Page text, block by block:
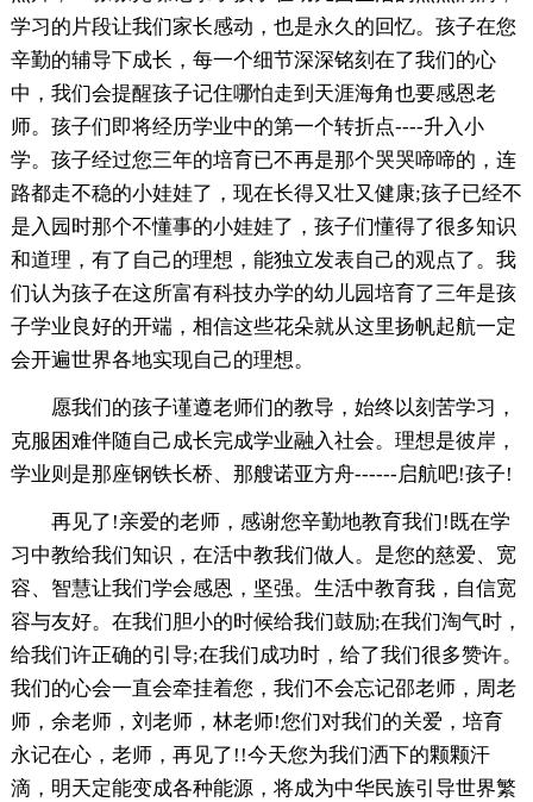
学习的片段让我们家长感动，也是永久的回忆。孩子在您
辛勤的辅导下成长，每一个细节深深铭刻在了我们的心
中，我们会提醒孩子记住哪怕走到天涯海角也要感恩老
师。孩子们即将经历学业中的第一个转折点----升入小
学。孩子经过您三年的培育已不再是那个哭哭啼啼的，连
路都走不稳的小娃娃了，现在长得又壮又健康;孩子已经不
是入园时那个不懂事的小娃娃了，孩子们懂得了很多知识
和道理，有了自己的理想，能独立发表自己的观点了。我
们认为孩子在这所富有科技办学的幼儿园培育了三年是孩
子学业良好的开端，相信这些花朵就从这里扬帆起航一定
会开遍世界各地实现自己的理想。
愿我们的孩子谨遵老师们的教导，始终以刻苦学习，
克服困难伴随自己成长完成学业融入社会。理想是彼岸，
学业则是那座钢铁长桥、那艘诺亚方舟------启航吧!孩子!
再见了!亲爱的老师，感谢您辛勤地教育我们!既在学
习中教给我们知识，在活中教我们做人。是您的慈爱、宽
容、智慧让我们学会感恩，坚强。生活中教育我，自信宽
容与友好。在我们胆小的时候给我们鼓励;在我们淘气时，
给我们许正确的引导;在我们成功时，给了我们很多赞许。
我们的心会一直会牵挂着您，我们不会忘记邵老师，周老
师，余老师，刘老师，林老师!您们对我们的关爱，培育
永记在心，老师，再见了!!今天您为我们洒下的颗颗汗
滴，明天定能变成各种能源，将成为中华民族引导世界繁